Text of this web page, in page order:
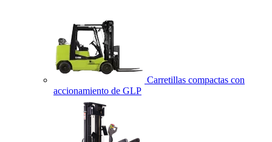
Carretillas compactas con
accionamiento de GLP